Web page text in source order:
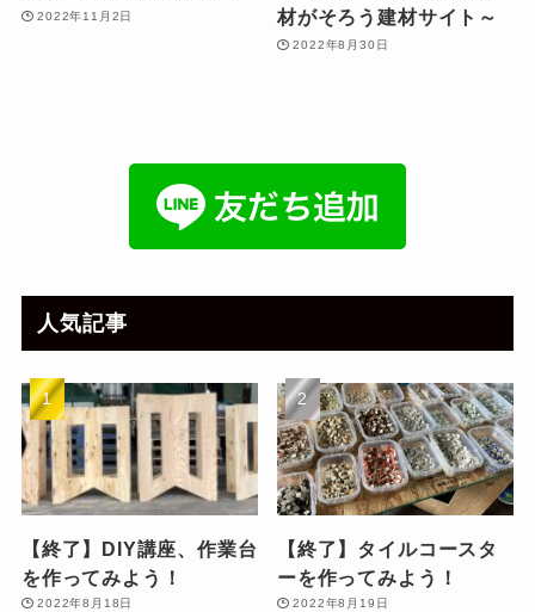
2022年11月2日
材がそろう建材サイト～
2022年8月30日
人気記事
【終了】DIY講座、作業台
を作ってみよう！
2022年8月18日
【終了】タイルコースタ
ーを作ってみよう！
2022年8月19日